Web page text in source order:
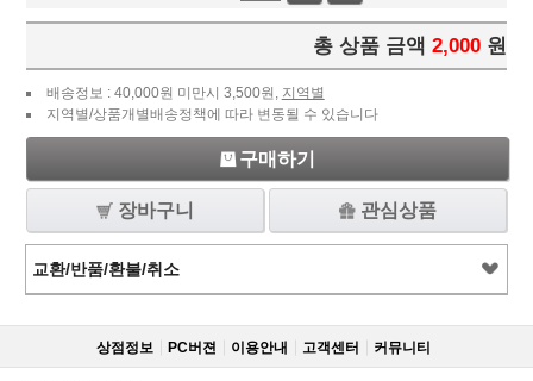
총 상품 금액 2,000 원
배송정보 : 40,000원 미만시 3,500원, 지역별
지역별/상품개별배송정책에 따라 변동될 수 있습니다
구매하기
장바구니 관심상품
교환/반품/환불/취소
상점정보 PC버젼 이용안내 고객센터 커뮤니티